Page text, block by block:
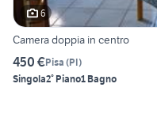
6
Camera doppia in centro
450 €Pisa (PI)
Singola2° Piano1 Bagno